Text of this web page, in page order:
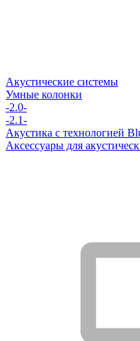
Акустические системы
Умные колонки
-2.0-
-2.1-
Акустика с технологией
Аксессуары для